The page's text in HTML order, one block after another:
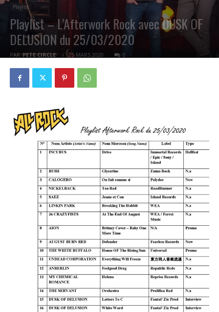
Playlist
Playlist – L’Afterwork Rock avec DUSK OF
DELUSION du 25/03/2020
PAR PETE CIRCLE 25 MARS 2020 0